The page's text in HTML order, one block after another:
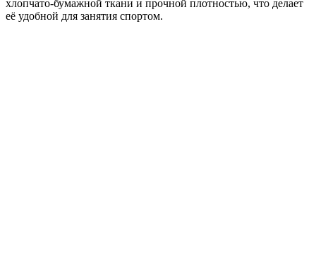
хлопчато-бумажной ткани и прочной плотностью, что делает
её удобной для занятия спортом.